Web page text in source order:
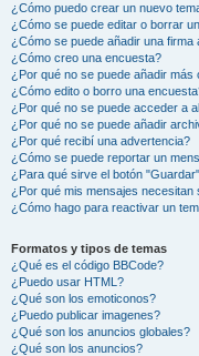
¿Cómo puedo crear un nuevo
¿Cómo se puede editar o borrar
¿Cómo se puede añadir una firma
¿Cómo creo una encuesta?
¿Por qué no se puede añadir más
¿Cómo edito o borro una
¿Por qué no se puede acceder a
¿Por qué no se puede añadir
¿Por qué recibí una advertencia?
¿Cómo se puede reportar un
¿Para qué sirve el botón
¿Por qué mis mensajes necesitan
¿Cómo hago para reactivar un
Formatos y tipos de temas
¿Qué es el código BBCode?
¿Puedo usar HTML?
¿Qué son los emoticonos?
¿Puedo publicar imagenes?
¿Qué son los anuncios globales?
¿Qué son los anuncios?